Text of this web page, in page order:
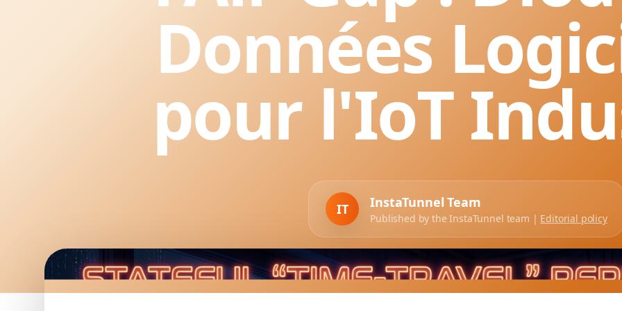
Données
pour l'IoT
IT InstaTunnel Team
Published by the InstaTunnel team | Editorial policy